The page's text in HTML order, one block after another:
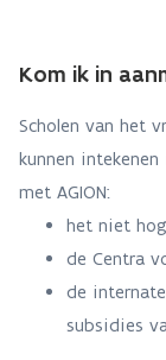
Kom ik in
Scholen van het
kunnen
met AGION:
het niet
de Centra
de
subsidies